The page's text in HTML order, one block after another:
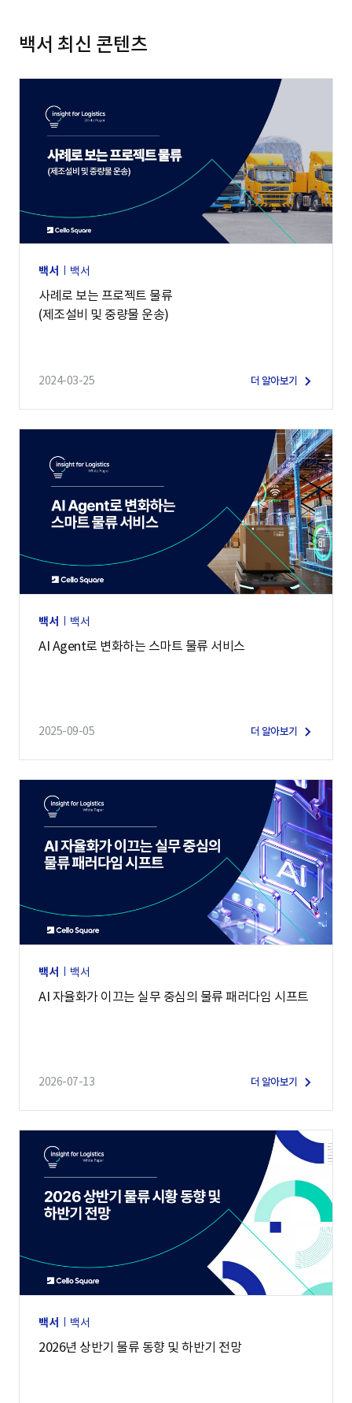
백서 최신 콘텐츠
백서 백서
사례로 보는 프로젝트 물류
(제조설비 및 중량물 운송)
2024-03-25 더 알아보기
백서 백서
AI Agent로 변화하는 스마트 물류 서비스
2025-09-05 더 알아보기
백서 백서
AI 자율화가 이끄는 실무 중심의 물류 패러다임 시프트
2026-07-13 더 알아보기
백서 백서
2026년 상반기 물류 동향 및 하반기 전망